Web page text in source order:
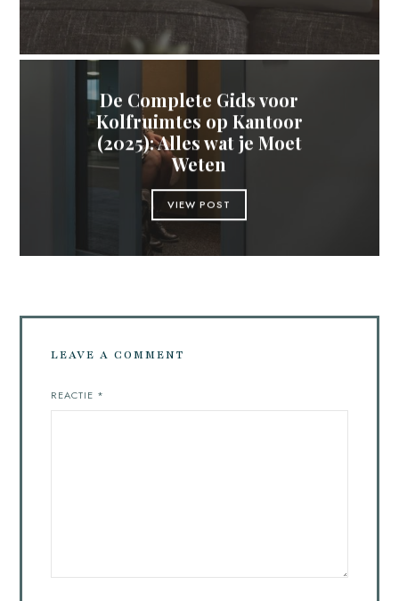
De Complete Gids voor
Kolfruimtes op Kantoor
(2025): Alles wat je Moet
Weten
VIEW POST
LEAVE A COMMENT
REACTIE *